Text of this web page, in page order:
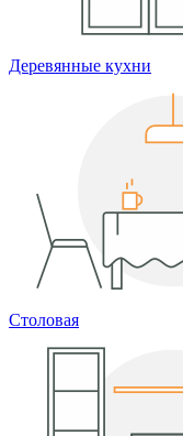
Деревянные кухни
Столовая